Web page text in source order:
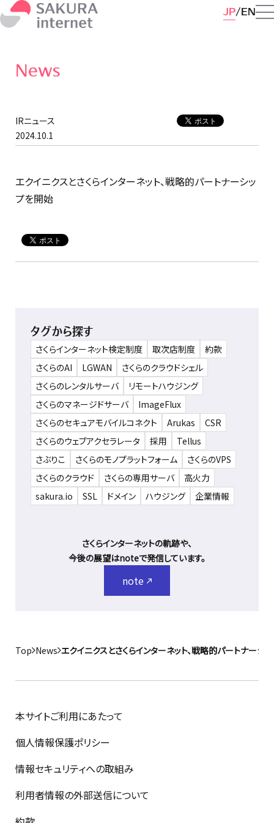
JP EN
News
IRニュース
2024.10.1
エクイニクスとさくらインターネット、戦略的パートナーシッ
プを開始
タグから探す
さくらインターネット検定制度 取次店制度
約款
さくらのAI
LGWAN
さくらのクラウドシェル
さくらのレンタルサーバ
リモートハウジング
さくらのマネージドサーバ
ImageFlux
さくらのセキュアモバイルコネクト
Arukas
CSR
さくらのウェブアクセラレータ
採用
Tellus
さぶりこ
さくらのモノプラットフォーム
さくらのVPS
さくらのクラウド
さくらの専用サーバ
高火力
sakura.io
SSL ドメイン ハウジング 企業情報
さくらインターネットの軌跡や、
今後の展望はnoteで発信しています。
note
Top News エクイニクスとさくらインターネット、戦略的パートナーシ
本サイトご利用にあたって
個人情報保護ポリシー
情報セキュリティへの取組み
利用者情報の外部送信について